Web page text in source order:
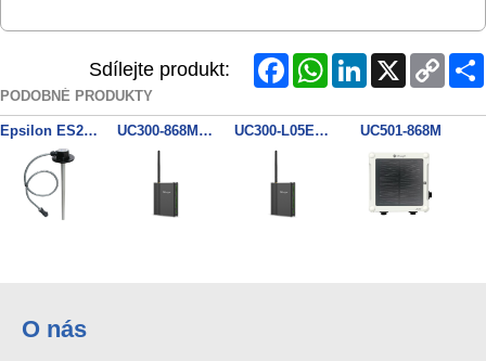
Sdílejte produkt: FacebookWhatsAppLinkedInX
Copy
Link
PODOBNÉ PRODUKTY
Epsilon ES2 RS232 hlavice UC300-868M LoRaWAN kontrolér 4x DI, 2x DO, 6x Analog UC300-L05EU 3G & 4G kontroler 4xDI,2xDO,6xanalog, UC501-868M
O nás